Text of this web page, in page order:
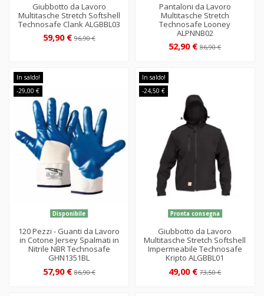
Giubbotto da Lavoro
Multitasche Stretch Softshell
Technosafe Clank ALGBBL03
59,90 €96,90 €
Pantaloni da Lavoro
Multitasche Stretch
Technosafe Looney
ALPNNB02
52,90 €86,90 €
In saldo!
-29,00 €
Disponibile
120 Pezzi - Guanti da Lavoro
in Cotone Jersey Spalmati in
Nitrile NBR Technosafe
GHN1351BL
57,90 €86,90 €
In saldo!
-24,50 €
Pronta consegna
Giubbotto da Lavoro
Multitasche Stretch Softshell
Impermeabile Technosafe
Kripto ALGBBL01
49,00 €73,50 €